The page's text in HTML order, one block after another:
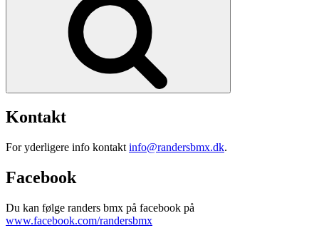
Kontakt
For yderligere info kontakt info@randersbmx.dk.
Facebook
Du kan følge randers bmx på facebook på
www.facebook.com/randersbmx